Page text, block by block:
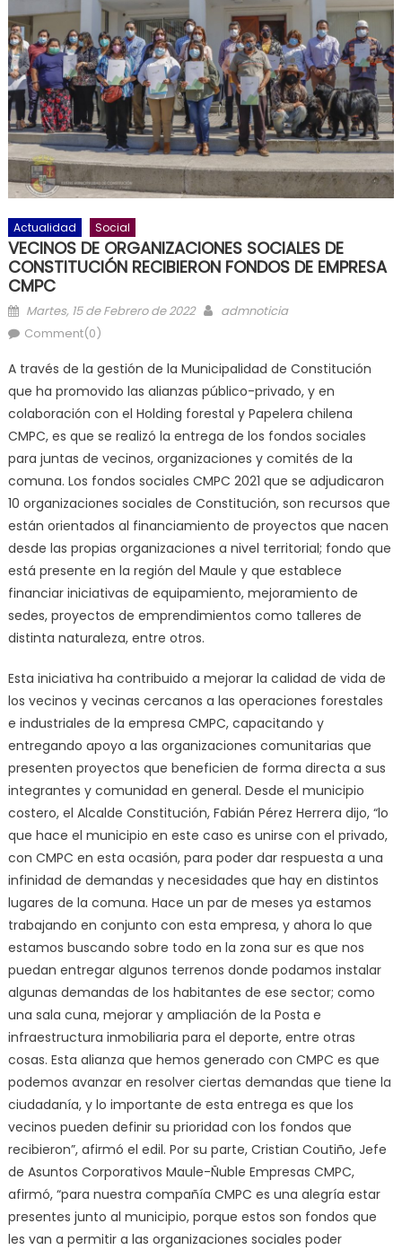
Actualidad Social
VECINOS DE ORGANIZACIONES SOCIALES DE
CONSTITUCIÓN RECIBIERON FONDOS DE EMPRESA
CMPC
Posted on
Martes, 15 de Febrero de 2022 Author
admnoticia
Comment(0)
A través de la gestión de la Municipalidad de Constitución
que ha promovido las alianzas público-privado, y en
colaboración con el Holding forestal y Papelera chilena
CMPC, es que se realizó la entrega de los fondos sociales
para juntas de vecinos, organizaciones y comités de la
comuna. Los fondos sociales CMPC 2021 que se adjudicaron
10 organizaciones sociales de Constitución, son recursos que
están orientados al financiamiento de proyectos que nacen
desde las propias organizaciones a nivel territorial; fondo que
está presente en la región del Maule y que establece
financiar iniciativas de equipamiento, mejoramiento de
sedes, proyectos de emprendimientos como talleres de
distinta naturaleza, entre otros.
Esta iniciativa ha contribuido a mejorar la calidad de vida de
los vecinos y vecinas cercanos a las operaciones forestales
e industriales de la empresa CMPC, capacitando y
entregando apoyo a las organizaciones comunitarias que
presenten proyectos que beneficien de forma directa a sus
integrantes y comunidad en general. Desde el municipio
costero, el Alcalde Constitución, Fabián Pérez Herrera dijo, “lo
que hace el municipio en este caso es unirse con el privado,
con CMPC en esta ocasión, para poder dar respuesta a una
infinidad de demandas y necesidades que hay en distintos
lugares de la comuna. Hace un par de meses ya estamos
trabajando en conjunto con esta empresa, y ahora lo que
estamos buscando sobre todo en la zona sur es que nos
puedan entregar algunos terrenos donde podamos instalar
algunas demandas de los habitantes de ese sector; como
una sala cuna, mejorar y ampliación de la Posta e
infraestructura inmobiliaria para el deporte, entre otras
cosas. Esta alianza que hemos generado con CMPC es que
podemos avanzar en resolver ciertas demandas que tiene la
ciudadanía, y lo importante de esta entrega es que los
vecinos pueden definir su prioridad con los fondos que
recibieron”, afirmó el edil. Por su parte, Cristian Coutiño, Jefe
de Asuntos Corporativos Maule-Ñuble Empresas CMPC,
afirmó, “para nuestra compañía CMPC es una alegría estar
presentes junto al municipio, porque estos son fondos que
les van a permitir a las organizaciones sociales poder